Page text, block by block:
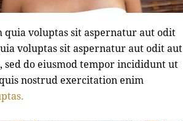
quia voluptas sit aspernatur aut odit
voluptas sit aspernatur aut odit aut
do eiusmod tempor incididunt ut
nostrud exercitation enim